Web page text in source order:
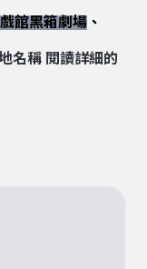
館黑箱劇場 、
名稱 閱讀詳細的